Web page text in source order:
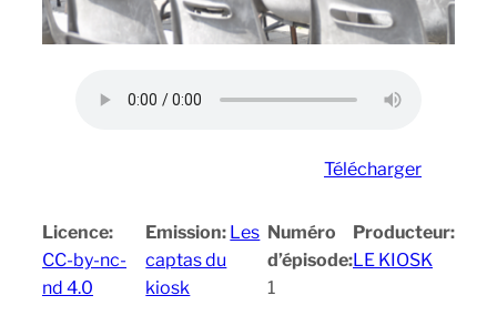
Télécharger
Licence:
CC-by-nc-
nd 4.0
Emission: Les
captas du
kiosk
Numéro
d’épisode:
1
Producteur:
LE KIOSK